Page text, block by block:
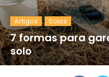
Artigos Solos
7 formas para
solo